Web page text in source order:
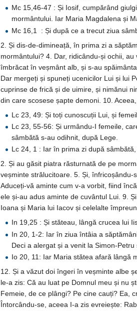
Mc 15,46-47 : Și Iosif, cumpărând
mormântului. Iar Maria Magdalena și
Mc 16,1 : Și după ce a trecut ziua
2. Și dis-de-dimineață, în prima zi a
mormântului? 4. Dar, ridicându-și ochii,
îmbrăcat în veșmânt alb, și s-au
Dar mergeți și spuneți ucenicilor Lui și lui
cuprinse de frică și de uimire, și nimănui
din care scosese șapte demoni. 10.
Lc 23, 49: Și toți cunoscuții Lui, și
Lc 23, 55-56: Și urmându-I femeile,
sâmbătă s-au odihnit, după Lege.
Lc 24, 1 : Iar în prima zi după
2. Și au găsit piatra răsturnată de pe
veșminte strălucitoare. 5. Și,
Aduceți-vă aminte cum v-a vorbit, fiind
ele și-au adus aminte de cuvântul Lui. 9.
Ioana și Maria lui Iacov și celelalte
In 19,25 : Și stăteau, lângă crucea lui
In 20, 1-2: Iar în ziua întâia a
Deci a alergat și a venit la Simon-
Io 20, 11: Iar Maria stătea afară lângă
12. Și a văzut doi îngeri în veșminte albe
le-a zis: Că au luat pe Domnul meu și nu
Femeie, de ce plângi? Pe cine cauți? Ea,
Întorcându-se, aceea I-a zis evreiește: